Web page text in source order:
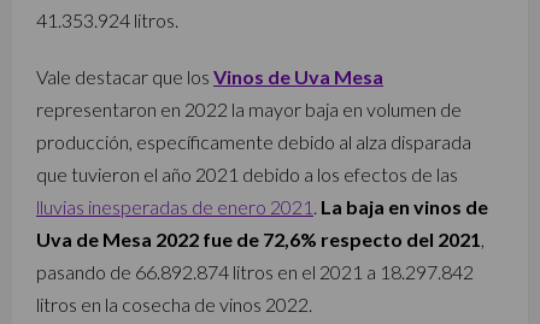
41.353.924 litros.
Vale destacar que los Vinos de Uva Mesa
representaron en 2022 la mayor baja en volumen de
producción, específicamente debido al alza disparada
que tuvieron el año 2021 debido a los efectos de las
lluvias inesperadas de enero 2021 La baja en vinos de
Uva de Mesa 2022 fue de 72,6% respecto del 2021
pasando de 66.892.874 litros en el 2021 a 18.297.842
litros en la cosecha de vinos 2022.